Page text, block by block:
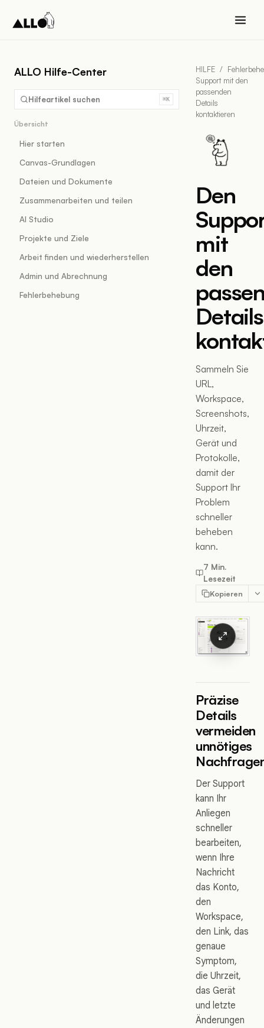
ALLO Hilfe-Center
Hilfeartikel suchen ⌘K
Übersicht
Hier starten
Canvas-Grundlagen
Dateien und Dokumente
Zusammenarbeiten und teilen
AI Studio
Projekte und Ziele
Arbeit finden und wiederherstellen
Admin und Abrechnung
Fehlerbehebung
HILFE /
Support mit den
passenden
Details
kontaktieren
Den
mit
den
Details
Sammeln Sie
URL,
Workspace,
Screenshots,
Uhrzeit,
Gerät und
Protokolle,
damit der
Support Ihr
Problem
schneller
beheben
kann.
7 Min.
Lesezeit
Kopieren
Präzise
Details
vermeiden
unnötiges
Der Support
kann Ihr
Anliegen
schneller
bearbeiten,
wenn Ihre
Nachricht
das Konto,
den
Workspace,
den Link, das
genaue
Symptom,
die Uhrzeit,
das Gerät
und letzte
Änderungen